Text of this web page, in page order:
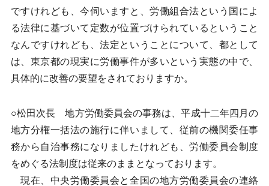
ですけれども、今伺いますと、労働組合法という国によ
る法律に基づいて定数が位置づけられているということ
なんですけれども、法定ということについて、都として
は、東京都の現実に労働事件が多いという実態の中で、
具体的に改善の要望をされておりますか。
○松田次長 地方労働委員会の事務は、平成十二年四月の
地方分権一括法の施行に伴いまして、従前の機関委任事
務から自治事務になりましたけれども、労働委員会制度
をめぐる法制度は従来のままとなっております。
現在、中央労働委員会と全国の地方労働委員会の連絡